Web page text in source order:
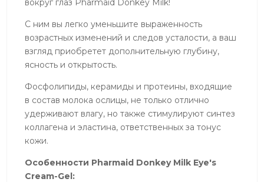
С ним вы легко уменьшите выраженность
возрастных изменений и следов усталости, а ваш
взгляд приобретет дополнительную глубину,
ясность и открытость.
Фосфолипиды, керамиды и протеины, входящие
в состав молока ослицы, не только отлично
удерживают влагу, но также стимулируют синтез
коллагена и эластина, ответственных за тонус
кожи.
Особенности Pharmaid Donkey Milk Eye's
Cream-Gel: